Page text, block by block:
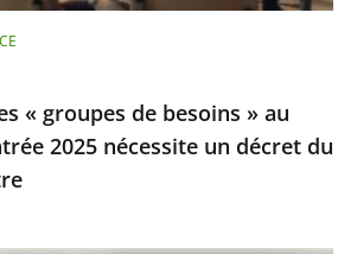
« groupes de besoins » au
2025 nécessite un décret du